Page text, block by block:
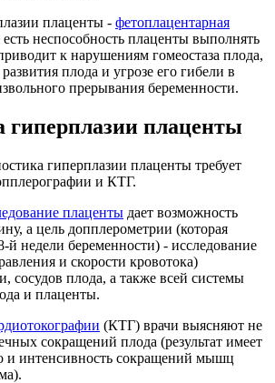
плаценты - фетоплацентарная
есть неспособность плаценты выполнять
к нарушениям гомеостаза плода,
плода и угрозе его гибели в
прерывания беременности.
гиперплазии плаценты
гиперплазии плаценты требует
и КТГ.
плаценты дает возможность
а цель допплерометрии (которая
й недели беременности) - исследование
и скорости кровотока)
сосудов плода, а также всей системы
и плаценты.
(КТГ) врачи выясняют не
сокращений плода (результат имеет
и интенсивность сокращений мышц